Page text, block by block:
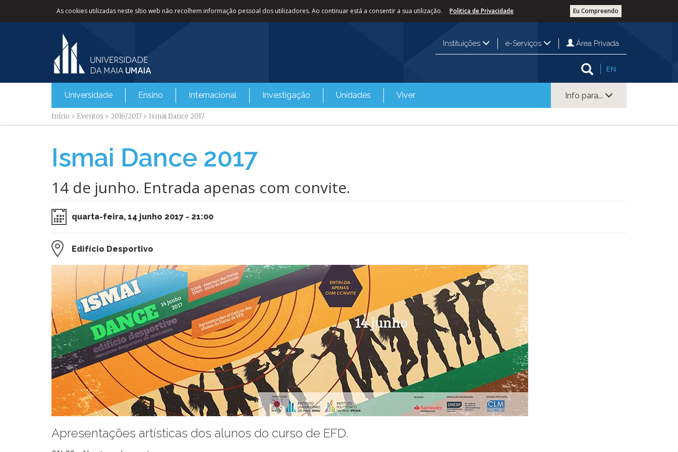
As cookies utilizadas neste sítio web não recolhem informação pessoal dos utilizadores. Ao continuar está a consentir a sua utilização. Eu Compreendo
Politica de Privacidade
Instituições e-Serviços Área Privada
EN
Universidade Ensino Internacional Investigação Unidades Viver Info para...
Início > Eventos > 2016/2017 > Ismai Dance 2017
Ismai Dance 2017
14 de junho. Entrada apenas com convite.
quarta-feira, 14 junho 2017 - 21:00
Edifício Desportivo
​Apresentações artísticas dos alunos do curso de EFD.